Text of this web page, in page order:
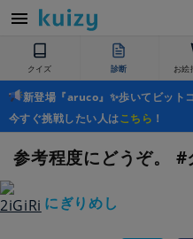
クイズ 診断 お絵
新登場『aruco』✨歩いてビット
今すぐ挑戦したい人はこちら ！
参考程度にどうぞ。
にぎりめし